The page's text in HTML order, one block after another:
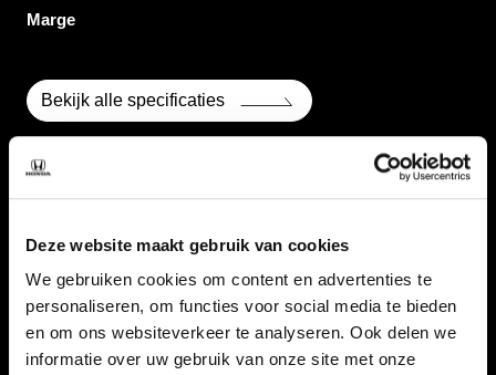
Deze website maakt gebruik van cookies
We gebruiken cookies om content en advertenties te
personaliseren, om functies voor social media te bieden
en om ons websiteverkeer te analyseren. Ook delen we
informatie over uw gebruik van onze site met onze
Marge
Bekijk alle specificaties